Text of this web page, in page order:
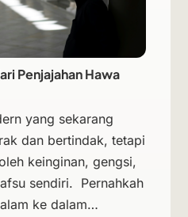
Penjajahan Hawa
yang sekarang
dan bertindak, tetapi
keinginan, gengsi,
sendiri. Pernahkah
ke dalam…